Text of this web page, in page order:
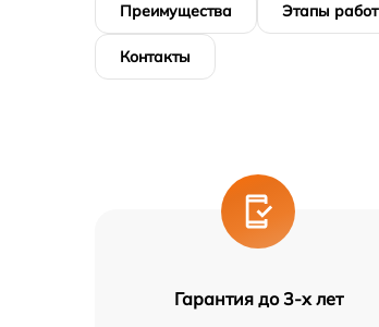
Преимущества Этапы работ
Контакты
Гарантия до 3-х лет